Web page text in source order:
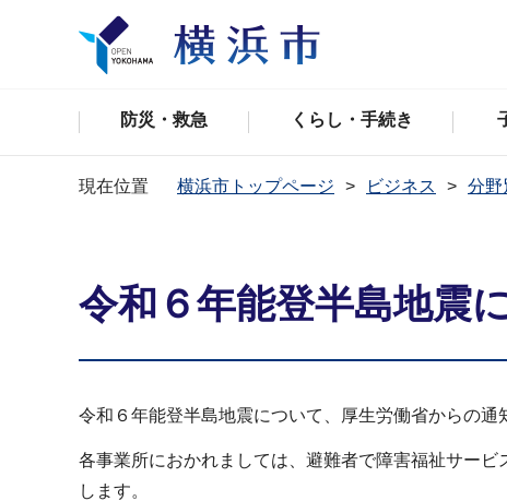
防災・救急 くらし・手続き
現在位置 横浜市トップページ ビジネス 分野
令和６年能登半島地震
令和６年能登半島地震について、厚生労働省からの通
各事業所におかれましては、避難者で障害福祉サー
します。